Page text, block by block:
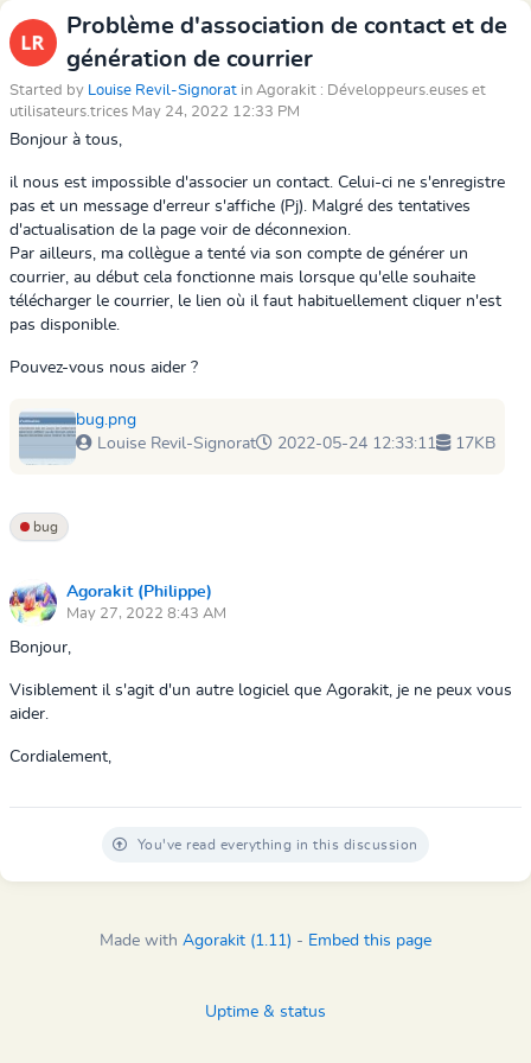
Problème d'association de contact et de
génération de courrier
Started by Louise Revil-Signorat in Agorakit : Développeurs.euses et
utilisateurs.trices May 24, 2022 12:33 PM
Bonjour à tous,
il nous est impossible d'associer un contact. Celui-ci ne s'enregistre
pas et un message d'erreur s'affiche (Pj). Malgré des tentatives
d'actualisation de la page voir de déconnexion.
Par ailleurs, ma collègue a tenté via son compte de générer un
courrier, au début cela fonctionne mais lorsque qu'elle souhaite
télécharger le courrier, le lien où il faut habituellement cliquer n'est
pas disponible.
Pouvez-vous nous aider ?
bug.png
Louise Revil-Signorat
2022-05-24 12:33:11 17KB
bug
Agorakit (Philippe)
May 27, 2022 8:43 AM
Bonjour,
Visiblement il s'agit d'un autre logiciel que Agorakit, je ne peux vous
aider.
Cordialement,
You've read everything in this discussion
Made with Agorakit (1.11) - Embed this page
Uptime & status